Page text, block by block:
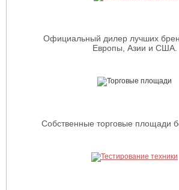
Официальный дилер лучших
Европы, Азии и США.
Собственные торговые площади